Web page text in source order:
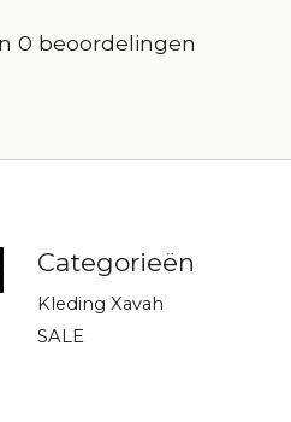
0 beoordelingen
Categorieën
Kleding Xavah
SALE